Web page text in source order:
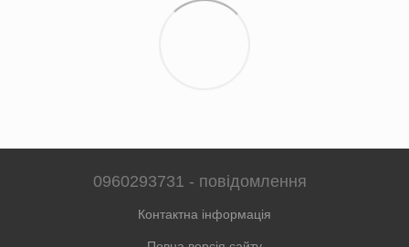
0960293731 - повідомлення
Контактна інформація